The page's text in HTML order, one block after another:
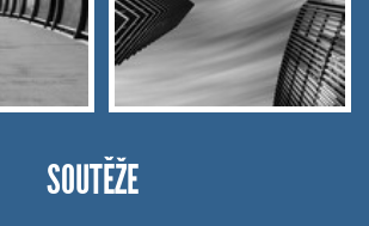
SOUTĚŽE